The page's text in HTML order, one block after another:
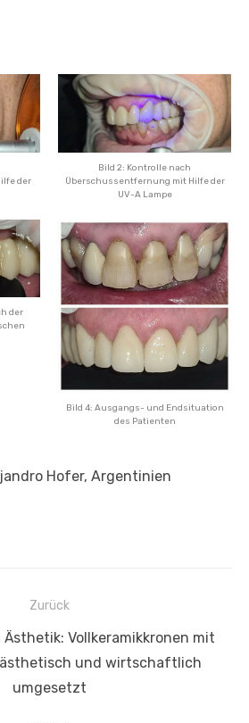
der
Bild 2: Kontrolle nach
Überschussentfernung mit Hilfe der
UV-A Lampe
der
Bild 4: Ausgangs- und Endsituation
des Patienten
Hofer, Argentinien
Zurück
Ästhetik: Vollkeramikkronen mit
und wirtschaftlich
umgesetzt